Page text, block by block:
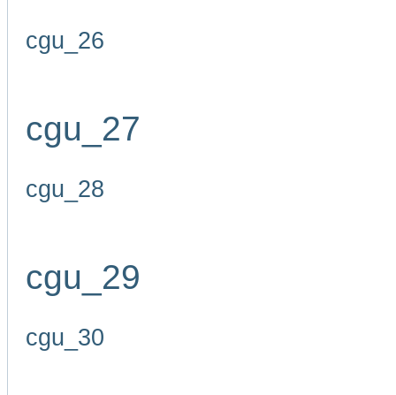
cgu_26
cgu_27
cgu_28
cgu_29
cgu_30